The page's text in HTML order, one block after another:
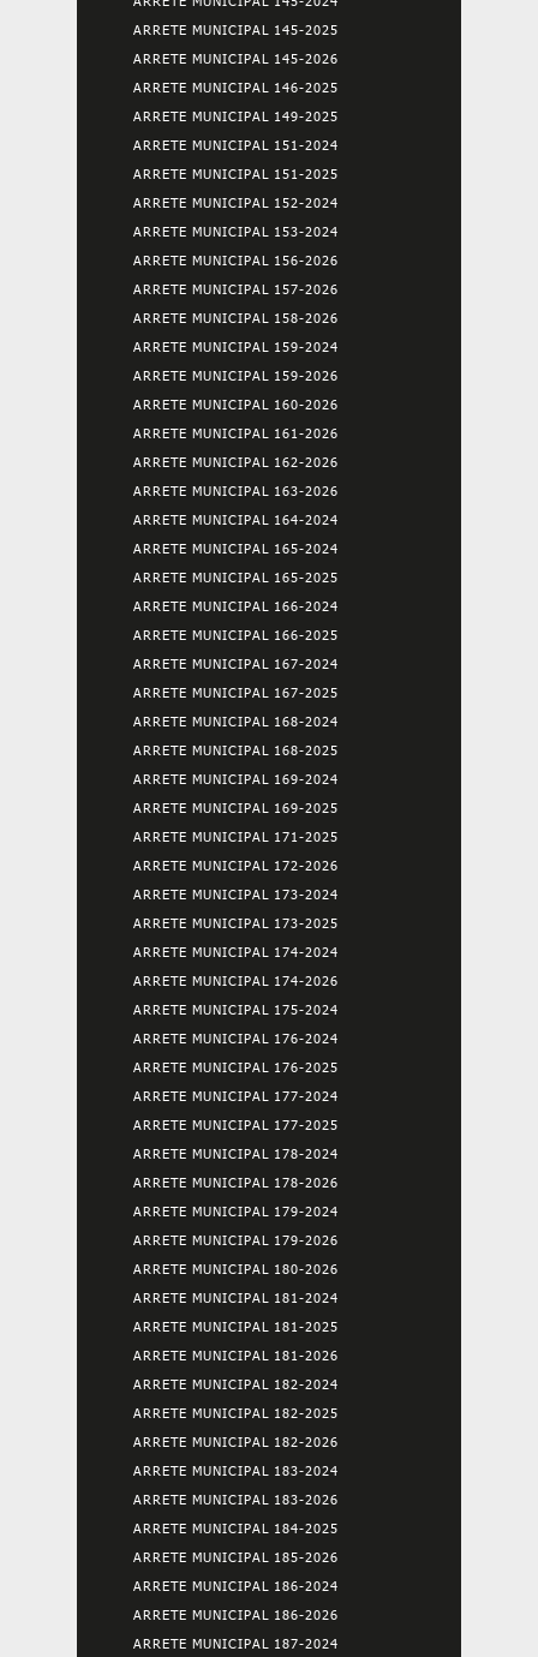
ARRETE MUNICIPAL 145-2025
ARRETE MUNICIPAL 145-2026
ARRETE MUNICIPAL 146-2025
ARRETE MUNICIPAL 149-2025
ARRETE MUNICIPAL 151-2024
ARRETE MUNICIPAL 151-2025
ARRETE MUNICIPAL 152-2024
ARRETE MUNICIPAL 153-2024
ARRETE MUNICIPAL 156-2026
ARRETE MUNICIPAL 157-2026
ARRETE MUNICIPAL 158-2026
ARRETE MUNICIPAL 159-2024
ARRETE MUNICIPAL 159-2026
ARRETE MUNICIPAL 160-2026
ARRETE MUNICIPAL 161-2026
ARRETE MUNICIPAL 162-2026
ARRETE MUNICIPAL 163-2026
ARRETE MUNICIPAL 164-2024
ARRETE MUNICIPAL 165-2024
ARRETE MUNICIPAL 165-2025
ARRETE MUNICIPAL 166-2024
ARRETE MUNICIPAL 166-2025
ARRETE MUNICIPAL 167-2024
ARRETE MUNICIPAL 167-2025
ARRETE MUNICIPAL 168-2024
ARRETE MUNICIPAL 168-2025
ARRETE MUNICIPAL 169-2024
ARRETE MUNICIPAL 169-2025
ARRETE MUNICIPAL 171-2025
ARRETE MUNICIPAL 172-2026
ARRETE MUNICIPAL 173-2024
ARRETE MUNICIPAL 173-2025
ARRETE MUNICIPAL 174-2024
ARRETE MUNICIPAL 174-2026
ARRETE MUNICIPAL 175-2024
ARRETE MUNICIPAL 176-2024
ARRETE MUNICIPAL 176-2025
ARRETE MUNICIPAL 177-2024
ARRETE MUNICIPAL 177-2025
ARRETE MUNICIPAL 178-2024
ARRETE MUNICIPAL 178-2026
ARRETE MUNICIPAL 179-2024
ARRETE MUNICIPAL 179-2026
ARRETE MUNICIPAL 180-2026
ARRETE MUNICIPAL 181-2024
ARRETE MUNICIPAL 181-2025
ARRETE MUNICIPAL 181-2026
ARRETE MUNICIPAL 182-2024
ARRETE MUNICIPAL 182-2025
ARRETE MUNICIPAL 182-2026
ARRETE MUNICIPAL 183-2024
ARRETE MUNICIPAL 183-2026
ARRETE MUNICIPAL 184-2025
ARRETE MUNICIPAL 185-2026
ARRETE MUNICIPAL 186-2024
ARRETE MUNICIPAL 186-2026
ARRETE MUNICIPAL 187-2024